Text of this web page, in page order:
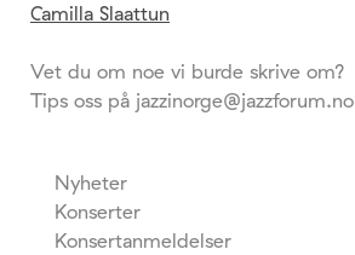
Camilla Slaattun
Vet du om noe vi burde skrive om?
Tips oss på jazzinorge@jazzforum.no
Nyheter
Konserter
Konsertanmeldelser